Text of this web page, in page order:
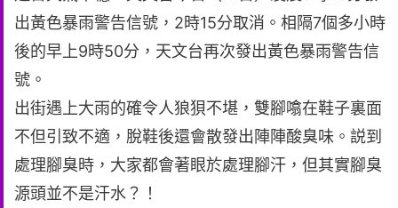
出黃色暴雨警告信號，2時15分取消。相隔7個多小時
後的早上9時50分，天文台再次發出黃色暴雨警告信
號。
出街遇上大雨的確令人狼狽不堪，雙腳噏在鞋子裏面
不但引致不適，脫鞋後還會散發出陣陣酸臭味。説到
處理腳臭時，大家都會著眼於處理腳汗，但其實腳臭
源頭並不是汗水？！